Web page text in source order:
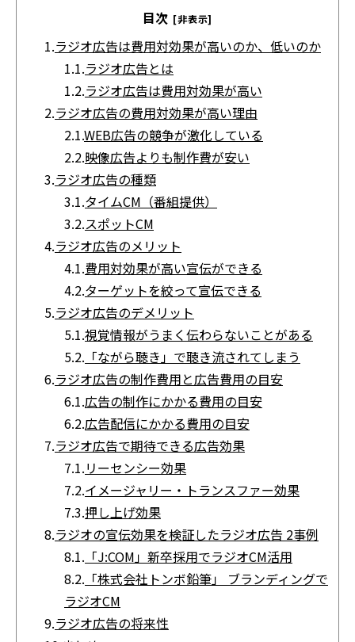
目次 [非表示]
1.ラジオ広告は費用対効果が高いのか、低いのか
1.1.ラジオ広告とは
1.2.ラジオ広告は費用対効果が高い
2.ラジオ広告の費用対効果が高い理由
2.1.WEB広告の競争が激化している
2.2.映像広告よりも制作費が安い
3.ラジオ広告の種類
3.1.タイムCM（番組提供）
3.2.スポットCM
4.ラジオ広告のメリット
4.1.費用対効果が高い宣伝ができる
4.2.ターゲットを絞って宣伝できる
5.ラジオ広告のデメリット
5.1.視覚情報がうまく伝わらないことがある
5.2. 「ながら聴き」で聴き流されてしまう
6.ラジオ広告の制作費用と広告費用の目安
6.1.広告の制作にかかる費用の目安
6.2.広告配信にかかる費用の目安
7.ラジオ広告で期待できる広告効果
7.1.リーセンシー効果
7.2.イメージャリー・トランスファー効果
7.3.押し上げ効果
8.ラジオの宣伝効果を検証したラジオ広告 2事例
8.1. 「J:COM」新卒採用でラジオCM活用
8.2. 「株式会社トンボ鉛筆」 ブランディングで
ラジオCM
9.ラジオ広告の将来性